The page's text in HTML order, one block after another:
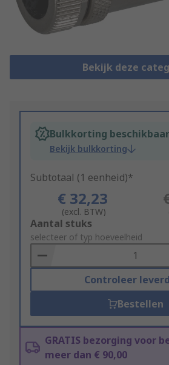
Bekijk deze
Bulkkorting beschikbaar
Bekijk bulkkorting
Subtotaal (1 eenheid)*
€ 32,23
(excl. BTW)
Add
to
Basket
Aantal stuks
selecteer of typ hoeveelheid
Controleer
Bestellen
GRATIS bezorging voor
meer dan € 90,00